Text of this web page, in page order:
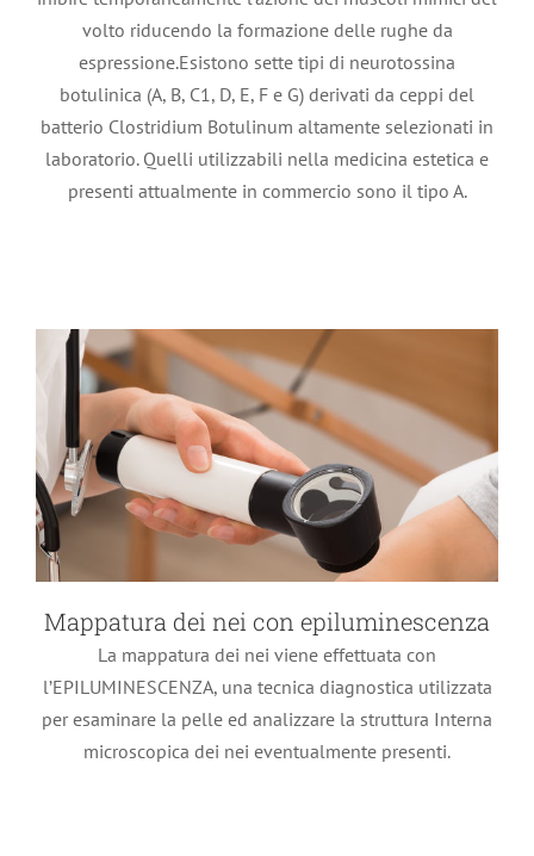
volto riducendo la formazione delle rughe da
espressione.Esistono sette tipi di neurotossina
botulinica (A, B, C1, D, E, F e G) derivati da ceppi del
batterio Clostridium Botulinum altamente selezionati in
laboratorio. Quelli utilizzabili nella medicina estetica e
presenti attualmente in commercio sono il tipo A.
Mappatura dei nei con
epiluminescenza
Trattamenti estetici
Mappatura dei nei con epiluminescenza
La mappatura dei nei viene effettuata con
l’EPILUMINESCENZA, una tecnica diagnostica utilizzata
per esaminare la pelle ed analizzare la struttura Interna
microscopica dei nei eventualmente presenti.
Mesoterapia